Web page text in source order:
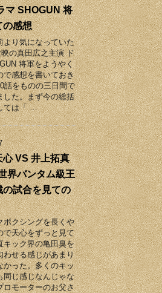
マ SHOGUN 将
の感想
より気になっていた
の真田広之主演 ド
将軍をようやく
で感想を書いておき
話をものの三日間で
した。まず今の総括
ては「 …
心 VS 井上拓真
界バンタム級王
の試合を見ての
ボクシングを長くや
で天心をずっと見て
キック界の亀田臭を
わせる感じがあまり
かった。多くのキッ
同じ感じなんじゃな
ロモーターのお父さ